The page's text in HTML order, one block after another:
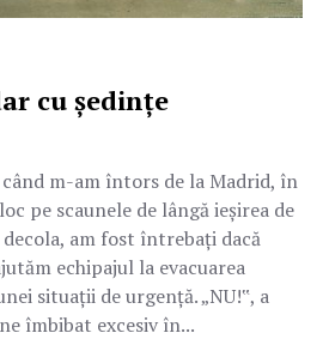
cu ședințe
m-am întors de la Madrid, în
pe scaunele de lângă ieșirea de
am fost întrebați dacă
echipajul la evacuarea
situații de urgență. „NU!‟, a
îmbibat excesiv în...